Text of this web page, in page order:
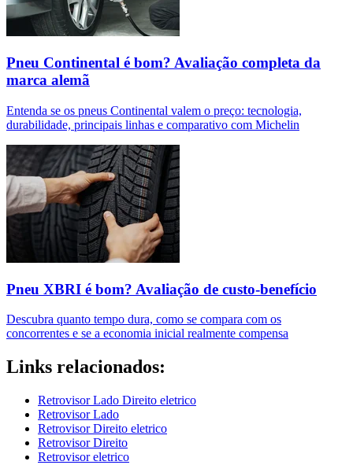
Pneu Continental é bom? Avaliação completa da
marca alemã
Entenda se os pneus Continental valem o preço: tecnologia,
durabilidade, principais linhas e comparativo com Michelin
Pneu XBRI é bom? Avaliação de custo-benefício
Descubra quanto tempo dura, como se compara com os
concorrentes e se a economia inicial realmente compensa
Links relacionados:
Retrovisor Lado Direito eletrico
Retrovisor Lado
Retrovisor Direito eletrico
Retrovisor Direito
Retrovisor eletrico